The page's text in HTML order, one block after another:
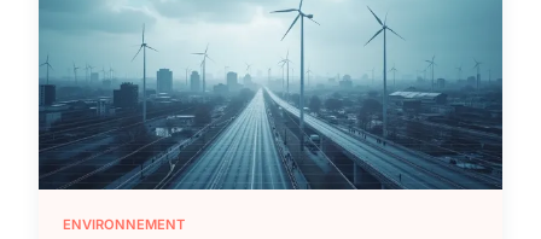
ENVIRONNEMENT